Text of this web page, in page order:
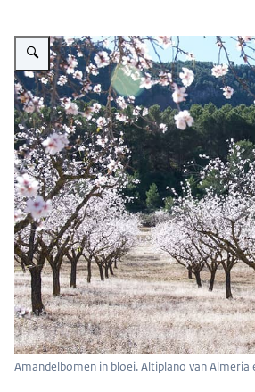
Vergroot afbeelding Water
Amandelbomen in bloei, Altiplano van Almeria